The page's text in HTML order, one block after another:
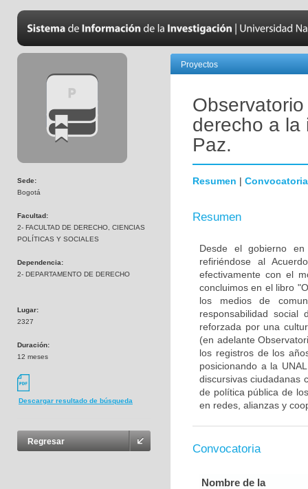
Sede:
Bogotá
Facultad:
2- FACULTAD DE DERECHO, CIENCIAS
POLÍTICAS Y SOCIALES
Dependencia:
2- DEPARTAMENTO DE DERECHO
Lugar:
2327
Duración:
12 meses
Descargar resultado de búsqueda
Regresar
Proyectos
derecho a la
Paz.
Resumen | Convocatoria
Resumen
Desde el gobierno
refiriéndose al
efectivamente con el
concluimos en el libro
los medios de
responsabilidad social
reforzada por una
(en adelante
los registros de los
posicionando a la
discursivas ciudadanas
de política pública de
en redes, alianzas y
Convocatoria
Nombre de la